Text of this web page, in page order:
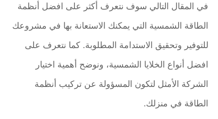
في المقال التالي سوف نتعرف أكثر على افضل أنظمة
الطاقة الشمسية التي يمكنك الاستعانة بها في مشروعك
للتوفير وتحقيق الاستدامة المطلوبة. كما نتعرف على
افضل أنواع الخلايا الشمسية، ونوضح أهمية اختيار
الشركة الأمثل لتكون المسؤولة عن تركيب أنظمة
الطاقة في منزلك.